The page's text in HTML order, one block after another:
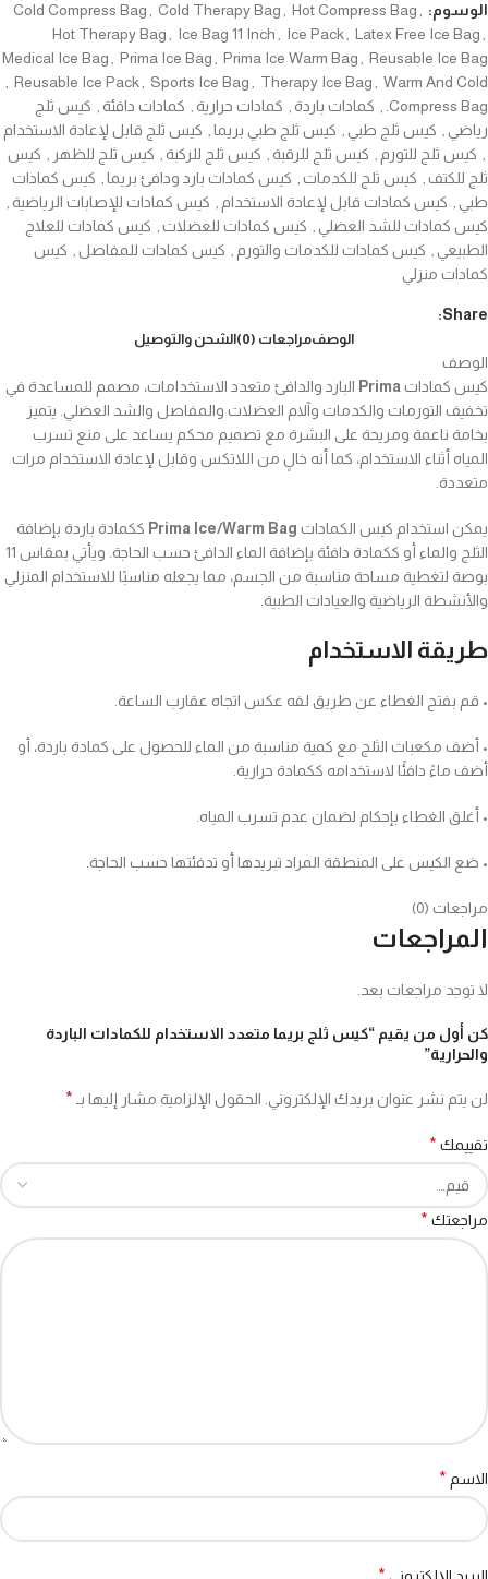
الوسوم:
Cold Compress Bag, Cold Therapy Bag, Hot Compress Bag,
Hot Therapy Bag, Ice Bag 11 Inch, Ice Pack, Latex Free Ice Bag,
Medical Ice Bag, Prima Ice Bag, Prima Ice Warm Bag, Reusable Ice Bag
, Reusable Ice Pack, Sports Ice Bag, Therapy Ice Bag, Warm And Cold
Compress Bag.
, كمادات باردة , كمادات حرارية , كمادات دافئة , كيس ثلج
رياضي, كيس ثلج طبي, كيس ثلج طبي بريما, كيس ثلج قابل لإعادة الاستخدام
, كيس ثلج للتورم , كيس ثلج للرقبة , كيس ثلج للركبة , كيس ثلج للظهر , كيس
ثلج للكتف, كيس ثلج للكدمات, كيس كمادات بارد ودافئ بريما, كيس كمادات
طبي, كيس كمادات قابل لإعادة الاستخدام , كيس كمادات للإصابات الرياضية ,
كيس كمادات للشد العضلي, كيس كمادات للعضلات, كيس كمادات للعلاج
الطبيعي, كيس كمادات للكدمات والتورم , كيس كمادات للمفاصل, كيس
كمادات منزلي
Share:
الوصفمراجعات (0) الشحن والتوصيل
الوصف
كيس كماداتPrima البارد والدافئ متعدد الاستخدامات، مصمم للمساعدة في
تخفيف التورمات والكدمات وآلام العضلات والمفاصل والشد العضلي. يتميز
بخامة ناعمة ومريحة على البشرة مع تصميم محكم يساعد على منع تسرب
المياه أثناء الاستخدام، كما أنه خالٍ من اللاتكس وقابل لإعادة الاستخدام مرات
متعددة.
يمكن استخدام كيس الكمادات Prima Ice/Warm Bag ككمادة باردة بإضافة
الثلج والماء أو ككمادة دافئة بإضافة الماء الدافئ حسب الحاجة. ويأتي بمقاس 11
بوصة لتغطية مساحة مناسبة من الجسم، مما يجعله مناسبًا للاستخدام المنزلي
والأنشطة الرياضية والعيادات الطبية.
طريقة الاستخدام
• قم بفتح الغطاء عن طريق لفه عكس اتجاه عقارب الساعة.
• أضف مكعبات الثلج مع كمية مناسبة من الماء للحصول على كمادة باردة، أو
أضف ماءً دافئًا لاستخدامه ككمادة حرارية.
• أغلق الغطاء بإحكام لضمان عدم تسرب المياه.
• ضع الكيس على المنطقة المراد تبريدها أو تدفئتها حسب الحاجة.
مراجعات (0)
المراجعات
لا توجد مراجعات بعد.
كن أول من يقيم “كيس ثلج بريما متعدد الاستخدام للكمادات الباردة
والحرارية”
لن يتم نشر عنوان بريدك الإلكتروني. الحقول الإلزامية مشار إليها بـ *
تقييمك *
مراجعتك *
الاسم *